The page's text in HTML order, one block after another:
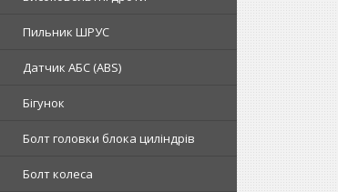
Пильник ШРУС
Датчик АБС (ABS)
Бігунок
Болт головки блока циліндрів
Болт колеса